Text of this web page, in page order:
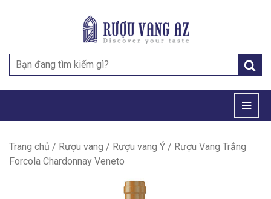
Search
for:
Trang chủ / Rượu vang / Rượu vang Ý / Rượu Vang Trắng
Forcola Chardonnay Veneto